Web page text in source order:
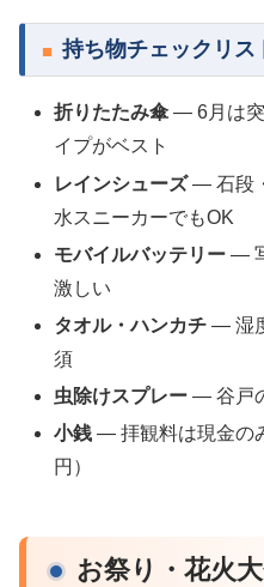
持ち物チェックリス
折りたたみ傘— 6月は突
イプがベスト
レインシューズ— 石段
水スニーカーでもOK
モバイルバッテリー —
激しい
タオル・ハンカチ — 湿
須
虫除けスプレー — 谷戸
小銭 — 拝観料は現金の
円）
お祭り・花火